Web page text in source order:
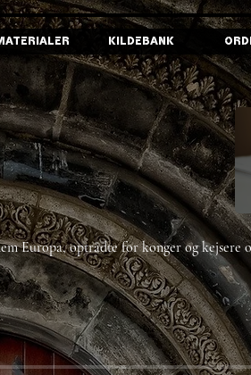
Kildebank
Europa, optrådte for konger og kejsere